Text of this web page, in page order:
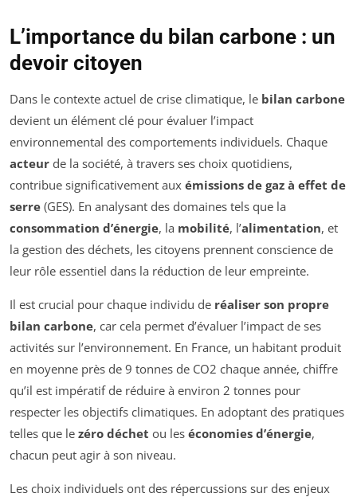
L’importance du bilan carbone : un
devoir citoyen
Dans le contexte actuel de crise climatique, le bilan carbone
devient un élément clé pour évaluer l’impact
environnemental des comportements individuels. Chaque
acteur de la société, à travers ses choix quotidiens,
contribue significativement aux émissions de gaz à effet de
serre (GES). En analysant des domaines tels que la
consommation d’énergie, la mobilité, l’alimentation, et
la gestion des déchets, les citoyens prennent conscience de
leur rôle essentiel dans la réduction de leur empreinte.
Il est crucial pour chaque individu de réaliser son propre
bilan carbone, car cela permet d’évaluer l’impact de ses
activités sur l’environnement. En France, un habitant produit
en moyenne près de 9 tonnes de CO2 chaque année, chiffre
qu’il est impératif de réduire à environ 2 tonnes pour
respecter les objectifs climatiques. En adoptant des pratiques
telles que le zéro déchet ou les économies d’énergie,
chacun peut agir à son niveau.
Les choix individuels ont des répercussions sur des enjeux